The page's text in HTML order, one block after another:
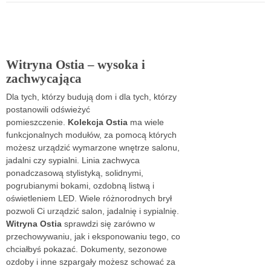
Witryna Ostia – wysoka i
zachwycająca
Dla tych, którzy budują dom i dla tych, którzy
postanowili odświeżyć
pomieszczenie. Kolekcja Ostia ma wiele
funkcjonalnych modułów, za pomocą których
możesz urządzić wymarzone wnętrze salonu,
jadalni czy sypialni. Linia zachwyca
ponadczasową stylistyką, solidnymi,
pogrubianymi bokami, ozdobną listwą i
oświetleniem LED. Wiele różnorodnych brył
pozwoli Ci urządzić salon, jadalnię i sypialnię.
Witryna Ostia sprawdzi się zarówno w
przechowywaniu, jak i eksponowaniu tego, co
chciałbyś pokazać. Dokumenty, sezonowe
ozdoby i inne szpargały możesz schować za